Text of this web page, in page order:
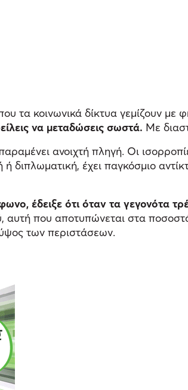
τα κοινωνικά δίκτυα γεμίζουν
να μεταδώσεις σωστά. Με
ανοιχτή πληγή. Οι
διπλωματική, έχει παγκόσμιο
έδειξε ότι όταν τα γεγονότα
αυτή που αποτυπώνεται στα
των περιστάσεων.